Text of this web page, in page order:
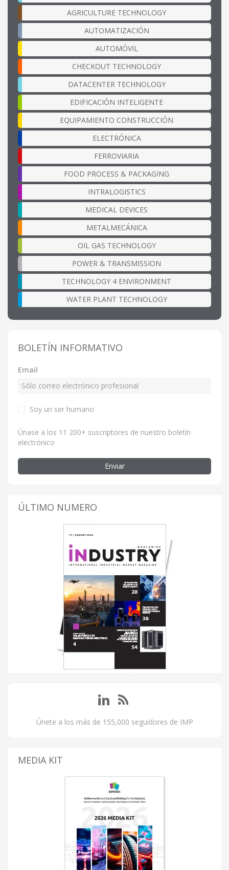
AGRICULTURE TECHNOLOGY
AUTOMATIZACIÓN
AUTOMÓVIL
CHECKOUT TECHNOLOGY
DATACENTER TECHNOLOGY
EDIFICACIÓN INTELIGENTE
EQUIPAMIENTO CONSTRUCCIÓN
ELECTRÓNICA
FERROVIARIA
FOOD PROCESS & PACKAGING
INTRALOGISTICS
MEDICAL DEVICES
METALMECÁNICA
OIL GAS TECHNOLOGY
POWER & TRANSMISSION
TECHNOLOGY 4 ENVIRONMENT
WATER PLANT TECHNOLOGY
BOLETÍN INFORMATIVO
Email
Soy un ser humano
Únase a los 11 200+ suscriptores de nuestro boletín
electrónico
Enviar
ÚLTIMO NUMERO
Únete a los más de 155,000 seguidores de IMP
MEDIA KIT